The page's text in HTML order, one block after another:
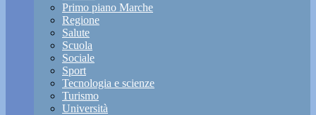
Primo piano Marche
Regione
Salute
Scuola
Sociale
Sport
Tecnologia e scienze
Turismo
Università